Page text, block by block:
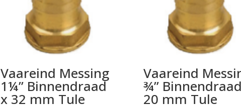
Vaareind Messing
1¼” Binnendraad
x 32 mm Tule
Vaareind
¾”
20 mm Tule